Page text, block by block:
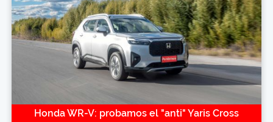
Honda WR-V: probamos el "anti" Yaris Cross